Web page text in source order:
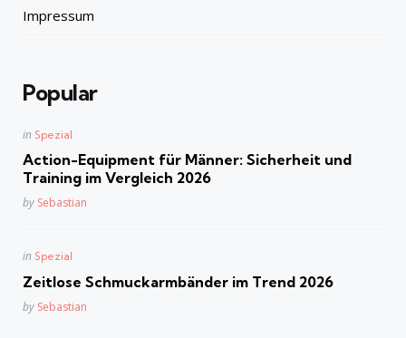
Impressum
Popular
Posted
in Spezial
Action-Equipment für Männer: Sicherheit und
Training im Vergleich 2026
Posted
by Sebastian
Posted
in Spezial
Zeitlose Schmuckarmbänder im Trend 2026
Posted
by Sebastian